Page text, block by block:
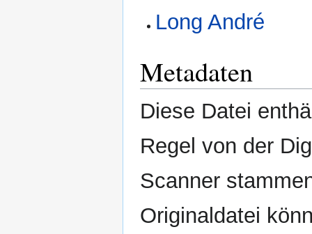
Long André
Metadaten
Diese Datei
Regel von der
Scanner
Originaldatei